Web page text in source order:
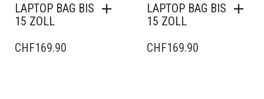
LAPTOP BAG BIS
15 ZOLL
CHF169.90
LAPTOP BAG BIS
15 ZOLL
CHF169.90